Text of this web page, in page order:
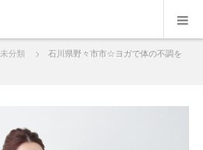
未分類
石川県野々市市☆ヨガで体の不調を